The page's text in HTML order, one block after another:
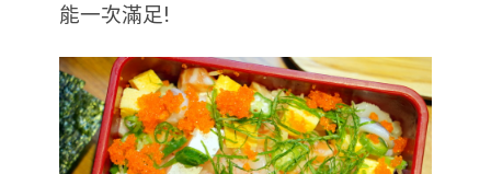
能一次滿足!